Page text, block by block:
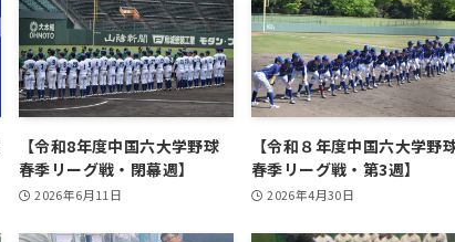
【令和8年度中国六大学野球
春季リーグ戦・閉幕週】
2026年6月11日
【令和８年度中国六大学野
春季リーグ戦・第3週】
2026年4月30日